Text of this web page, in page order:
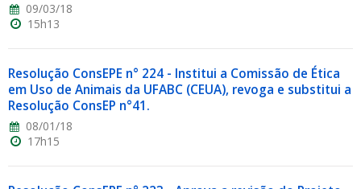
09/03/18
15h13
Resolução ConsEPE n° 224 - Institui a Comissão de Ética
em Uso de Animais da UFABC (CEUA), revoga e substitui a
Resolução ConsEP n°41.
08/01/18
17h15